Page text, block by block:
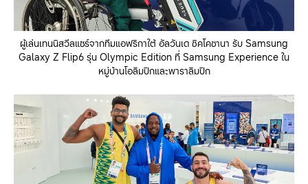
ผู้เล่นเทนนิสวีลแชร์จากทีมแอฟริกาใต้ อัลวันเด ซิคโคซานา รับ Samsung
Galaxy Z Flip6 รุ่น Olympic Edition ที่ Samsung Experience ใน
หมู่บ้านโอลิมปิกและพาราลิมปิก